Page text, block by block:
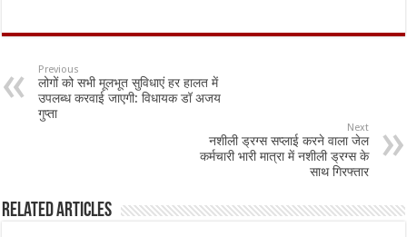
e
b
o
o
at
sA
p
ai
l
ar
e
Previous
लोगों को सभी मूलभूत सुविधाएं हर हालत में
उपलब्ध करवाई जाएगी: विधायक डॉ अजय
गुप्ता
Next
नशीली ड्रग्स सप्लाई करने वाला जेल
कर्मचारी भारी मात्रा में नशीली ड्रग्स के
साथ गिरफ्तार
Related Articles